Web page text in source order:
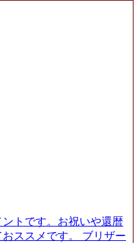
トです。お祝いや還暦
ススメです。 ブリザー